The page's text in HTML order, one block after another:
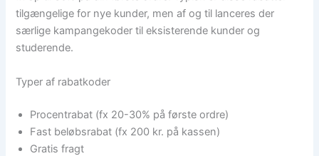
tilgængelige for nye kunder, men af og til lanceres der
særlige kampangekoder til eksisterende kunder og
studerende.
Typer af rabatkoder
Procentrabat (fx 20-30% på første ordre)
Fast beløbsrabat (fx 200 kr. på kassen)
Gratis fragt